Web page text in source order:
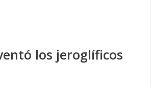
los jeroglíficos